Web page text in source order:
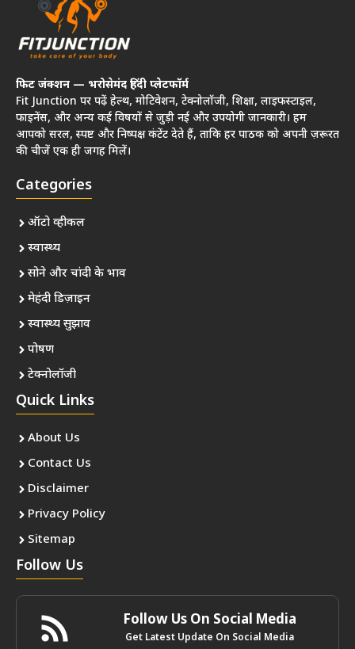
फिट जंक्शन — भरोसेमंद हिंदी प्लेटफॉर्म
Fit Junction पर पढ़ें हेल्थ, मोटिवेशन, टेक्नोलॉजी, शिक्षा, लाइफस्टाइल,
फाइनेंस, और अन्य कई विषयों से जुड़ी नई और उपयोगी जानकारी। हम
आपको सरल, स्पष्ट और निष्पक्ष कंटेंट देते हैं, ताकि हर पाठक को अपनी ज़रूरत
की चीजें एक ही जगह मिलें।
Categories
ऑटो व्हीकल
स्वास्थ्य
सोने और चांदी के भाव
मेहंदी डिज़ाइन
स्वास्थ्य सुझाव
पोषण
टेक्नोलॉजी
Quick Links
About Us
Contact Us
Disclaimer
Privacy Policy
Sitemap
Follow Us
Follow Us On Social Media
Get Latest Update On Social Media